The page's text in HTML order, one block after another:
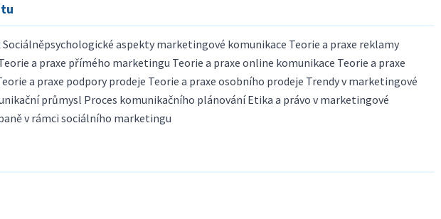
aspekty marketingové komunikace Teorie a praxe reklamy
a praxe přímého marketingu Teorie a praxe online komunikace Teorie a praxe
a praxe podpory prodeje Teorie a praxe osobního prodeje Trendy v marketingové
průmysl Proces komunikačního plánování Etika a právo v marketingové
v rámci sociálního marketingu